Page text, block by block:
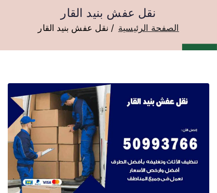
نقل عفش بنيد القار
الصفحة الرئيسية نقل عفش بنيد القار